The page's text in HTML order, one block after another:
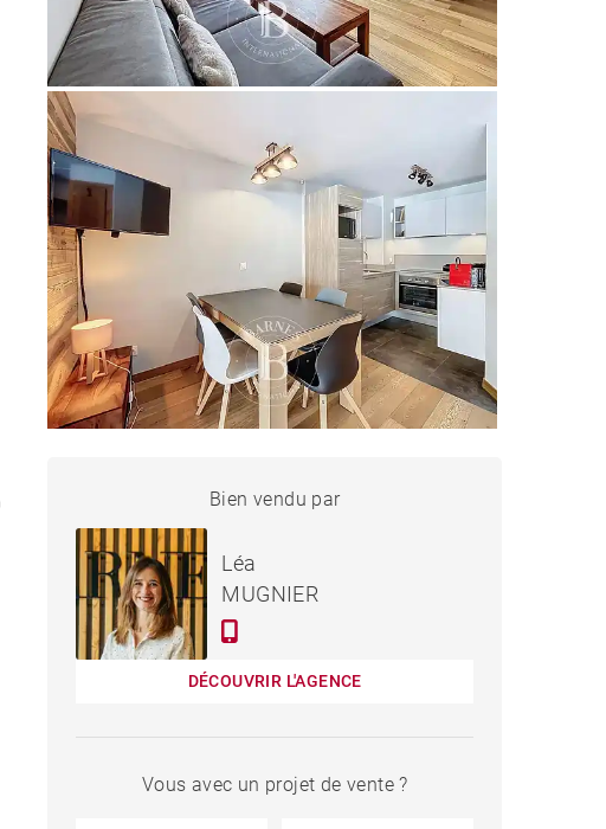
APPARTEMENT LES GETS -
35 M²
Bien vendu par
Léa
MUGNIER
DÉCOUVRIR L'AGENCE
Vous avec un projet de vente ?